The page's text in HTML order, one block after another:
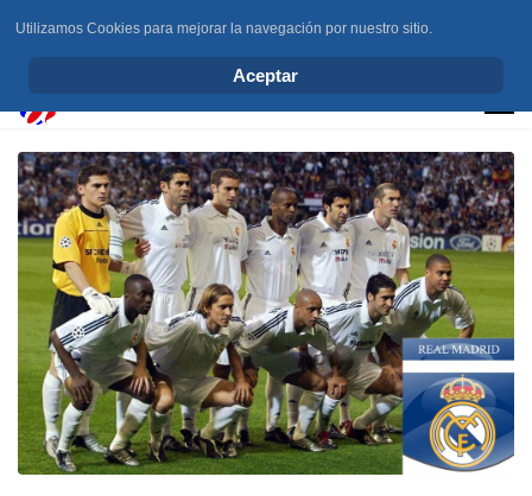
Utilizamos Cookies para mejorar la navegación por nuestro sitio.
Aceptar